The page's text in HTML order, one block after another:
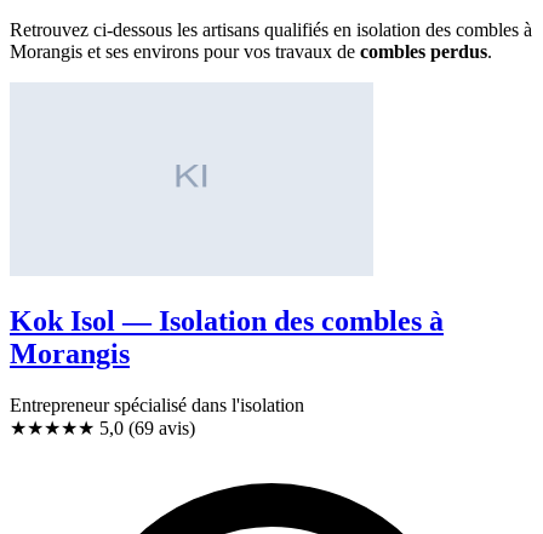
Retrouvez ci-dessous les artisans qualifiés en isolation des combles à
Morangis et ses environs pour vos travaux de combles perdus.
Kok Isol — Isolation des combles à
Morangis
Entrepreneur spécialisé dans l'isolation
★★★★★ 5,0 (69 avis)